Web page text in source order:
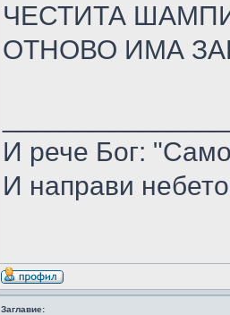
ЧЕСТИТА
ОТНОВО ИМА
И рече Бог:
И направи
Заглавие: